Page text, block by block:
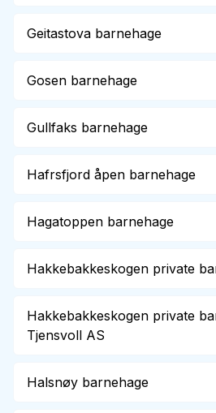
Geitastova barnehage
Gosen barnehage
Gullfaks barnehage
Hafrsfjord åpen barnehage
Hagatoppen barnehage
Hakkebakkeskogen private
Hakkebakkeskogen private
Tjensvoll AS
Halsnøy barnehage